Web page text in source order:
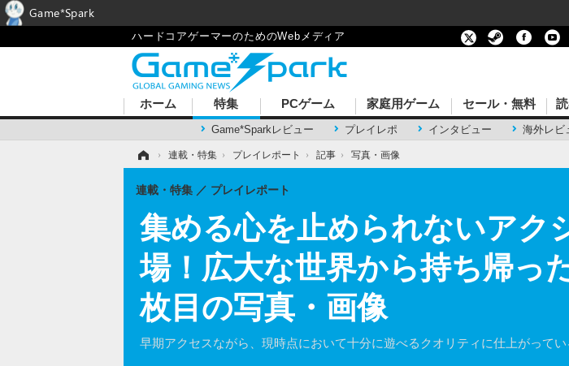
ハードコアゲーマーのためのWebメディア
ホーム 特集
Game*Sparkレビュー プレイレポ インタビュー 海外レビ
PCゲーム 家庭用ゲーム セール・無料
› 連載・特集 › プレイレポート › 記事 › 写真・画像
集める心を止められないアク
場！広大な世界から持ち帰っ
枚目の写真・画像
早期アクセスながら、現時点において十分に遊べるクオリティに仕上がってい
連載・特集 プレイレポート
Game*Spark